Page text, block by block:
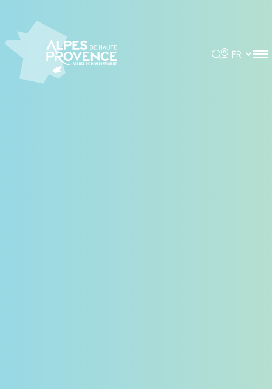
Rechercher
Choisir la